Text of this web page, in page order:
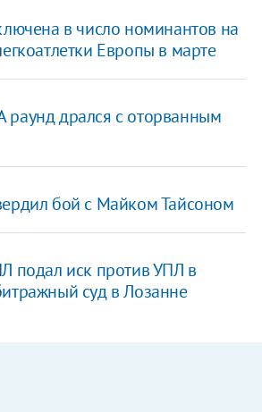
в число номинантов на
Европы в марте
дрался с оторванным
бой с Майком Тайсоном
подал иск против УПЛ в
суд в Лозанне